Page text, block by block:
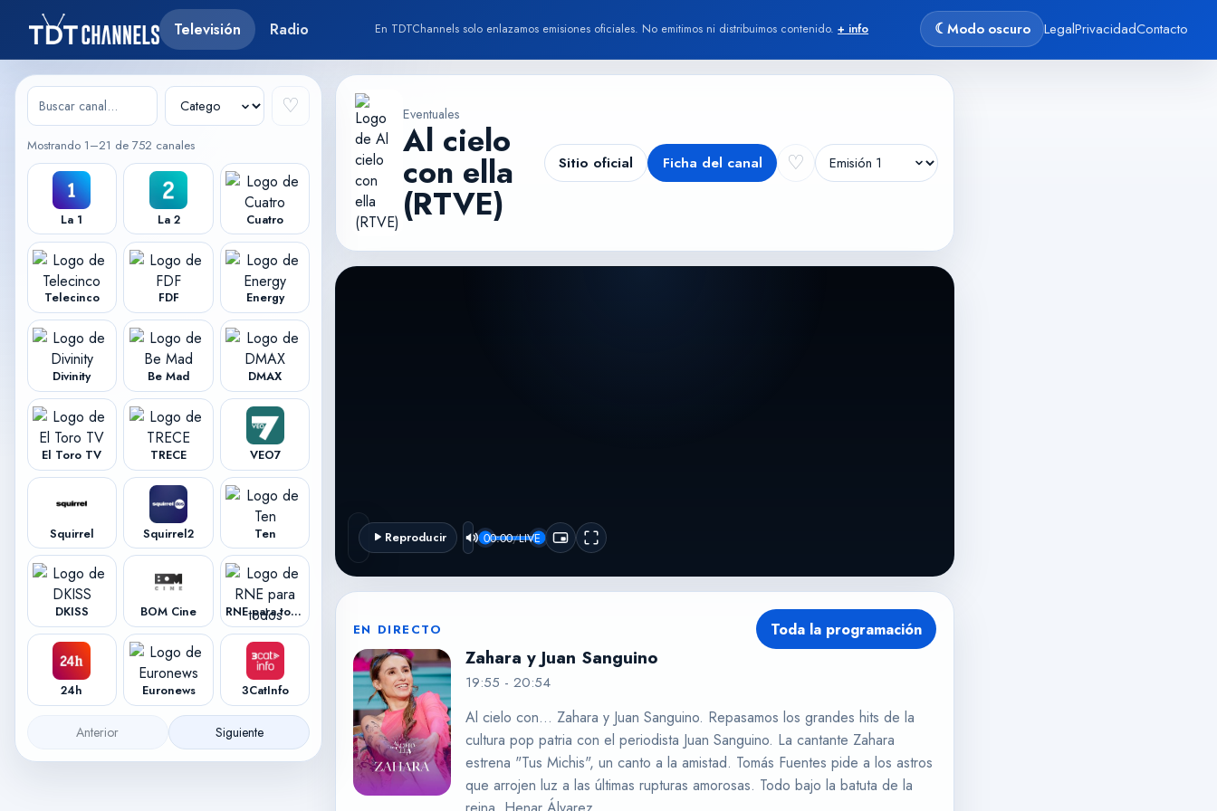
Televisión Radio En TDTChannels solo enlazamos emisiones oficiales. No emitimos ni distribuimos contenido. + info ☾Modo oscuro LegalPrivacidadContacto
♡
Mostrando 1–21 de 752 canales
La 1 La 2 Cuatro
Telecinco FDF Energy
Divinity Be Mad DMAX
El Toro TV TRECE VEO7
Squirrel Squirrel2 Ten
DKISS BOM Cine RNE para todos
24h Euronews 3CatInfo
Anterior Siguiente
Eventuales
Al cielo
con ella
(RTVE)
Sitio oficial Ficha del canal ♡
19:55 - 20:54
Zahara y Juan Sanguino
Reproducir 00:00/LIVE
EN DIRECTO Toda la programación
Zahara y Juan Sanguino
19:55 - 20:54
Al cielo con… Zahara y Juan Sanguino. Repasamos los grandes hits de la
cultura pop patria con el periodista Juan Sanguino. La cantante Zahara
estrena "Tus Michis", un canto a la amistad. Tomás Fuentes pide a los astros
que arrojen luz a las últimas rupturas amorosas. Todo bajo la batuta de la